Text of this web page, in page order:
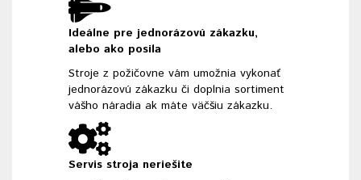
Ideálne pre jednorázovú zákazku,
alebo ako posila
Stroje z požičovne vám umožnia vykonať
jednorázovú zákazku či doplnia sortiment
vášho náradia ak máte väčšiu zákazku.
Servis stroja neriešite